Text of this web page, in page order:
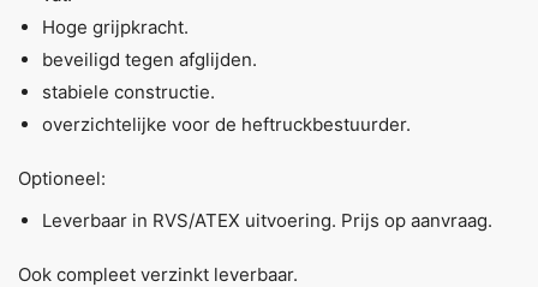
Hoge grijpkracht.
beveiligd tegen afglijden.
stabiele constructie.
overzichtelijke voor de heftruckbestuurder.
Optioneel:
Leverbaar in RVS/ATEX uitvoering. Prijs op aanvraag.
Ook compleet verzinkt leverbaar.